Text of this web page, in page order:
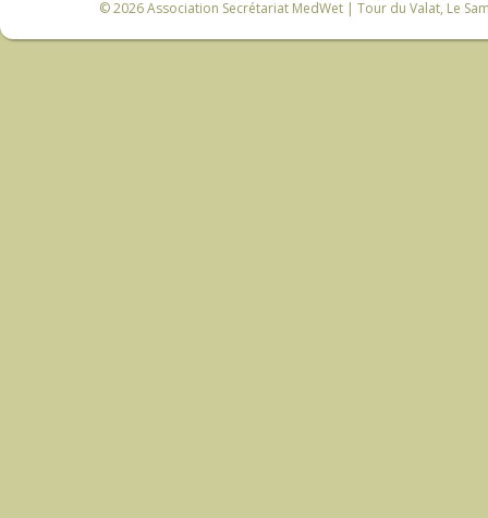
© 2026Association Secrétariat MedWet | Tour du Valat, Le